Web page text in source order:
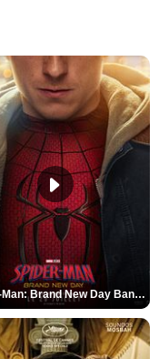
Spider-Man: Brand New Day Bande-annonce VO STFR